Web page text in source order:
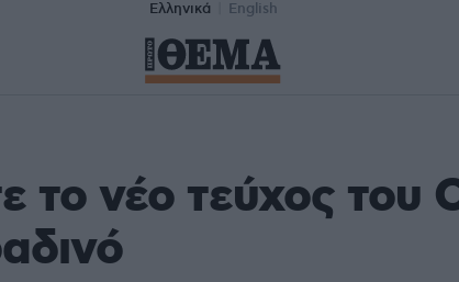
Ελληνικά English
το νέο τεύχος του